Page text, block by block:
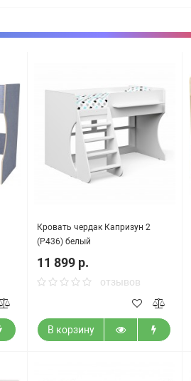
Кровать чердак Капризун 2
(Р436) белый
11 899 р.
отзывов
В корзину